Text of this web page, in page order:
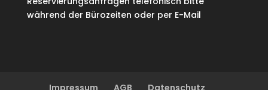
während der Bürozeiten oder per E-Mail
Impressum AGB Datenschutz